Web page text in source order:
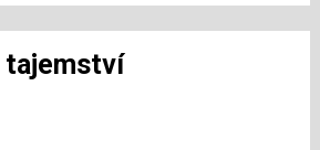
tajemství